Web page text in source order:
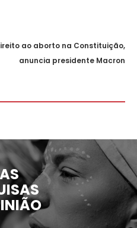
ao aborto na Constituição,
anuncia presidente Macron